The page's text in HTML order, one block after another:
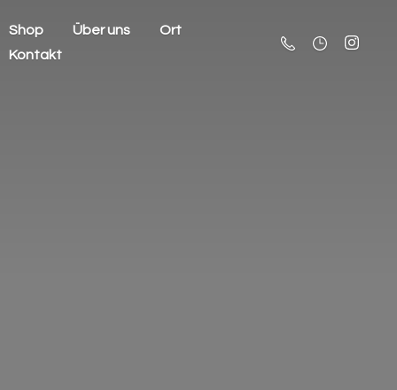
Shop Über uns
Ort
Kontakt